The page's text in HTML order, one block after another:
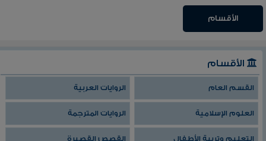
الأقسام
الأقسام
القسم العام الروايات العربية
العلوم الإسلامية الروايات المترجمة